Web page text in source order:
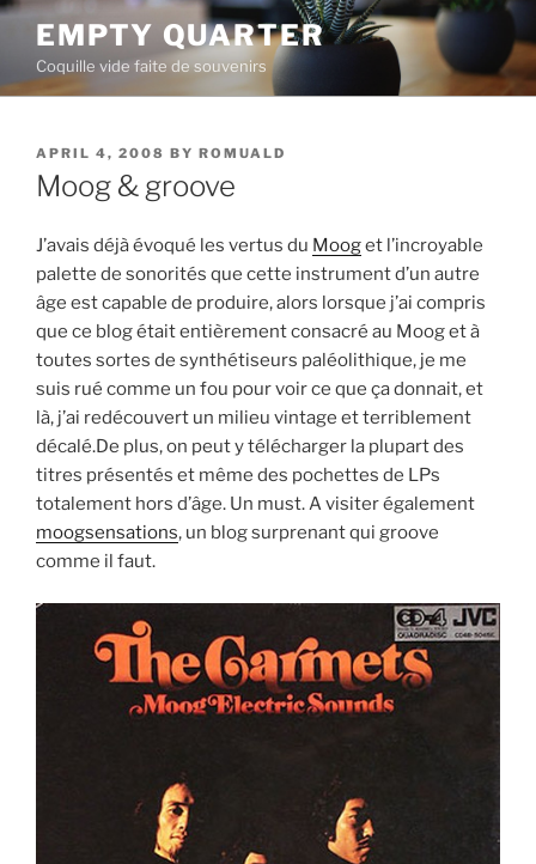
Skip
content
EMPTY QUARTER
Coquille vide faite de souvenirs
POSTED
ON
APRIL 4, 2008 BY ROMUALD
Moog & groove
J’avais déjà évoqué les vertus du Mooget l’incroyable
palette de sonorités que cette instrument d’un autre
âge est capable de produire, alors lorsque j’ai compris
que ce blog était entièrement consacré au Moog et à
toutes sortes de synthétiseurs paléolithique, je me
suis rué comme un fou pour voir ce que ça donnait, et
là, j’ai redécouvert un milieu vintage et terriblement
décalé.De plus, on peut y télécharger la plupart des
titres présentés et même des pochettes de LPs
totalement hors d’âge. Un must. A visiter également
moogsensations, un blog surprenant qui groove
comme il faut.